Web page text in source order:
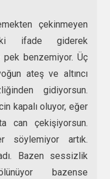
çekinmeyen
ifade giderek
pek benzemiyor. Üç
ateş ve altıncı
gidiyorsun.
kapalı oluyor, eğer
can çekişiyorsun.
söylemiyor artık.
Bazen sessizlik
bazense